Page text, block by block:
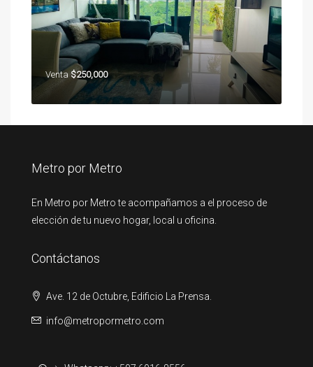
Venta$250,000
Metro por Metro
En Metro por Metro te acompañamos a el proceso de
elección de tu nuevo hogar, local u oficina.
Contáctanos
Ave. 12 de Octubre, Edificio La Prensa.
info@metropormetro.com